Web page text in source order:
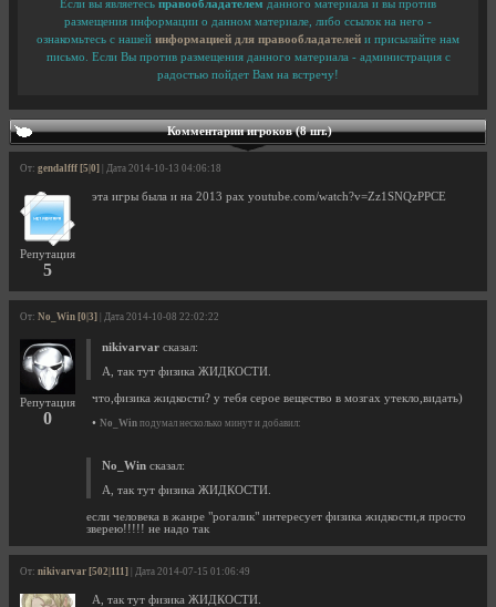
Если вы являетесь правообладателем данного материала и вы против
размещения информации о данном материале, либо ссылок на него -
ознакомьтесь с нашей информацией для правообладателей и присылайте нам
письмо. Если Вы против размещения данного материала - администрация с
радостью пойдет Вам на встречу!
Комментарии игроков (8 шт.)
От: gendalfff [5|0] | Дата 2014-10-13 04:06:18
Репутация
5
эта игры была и на 2013 pax youtube.com/watch?v=Zz1SNQzPPCE
От: No_Win [0|3] | Дата 2014-10-08 22:02:22
Репутация
0
nikivarvar сказал:
А, так тут физика ЖИДКОСТИ.
что,физика жидкости? у тебя серое вещество в мозгах утекло,видать)
• No_Win подумал несколько минут и добавил:
No_Win сказал:
А, так тут физика ЖИДКОСТИ.
если человека в жанре "рогалик" интересует физика жидкости,я просто
зверею!!!!! не надо так
От: nikivarvar [502|111] | Дата 2014-07-15 01:06:49
А, так тут физика ЖИДКОСТИ.